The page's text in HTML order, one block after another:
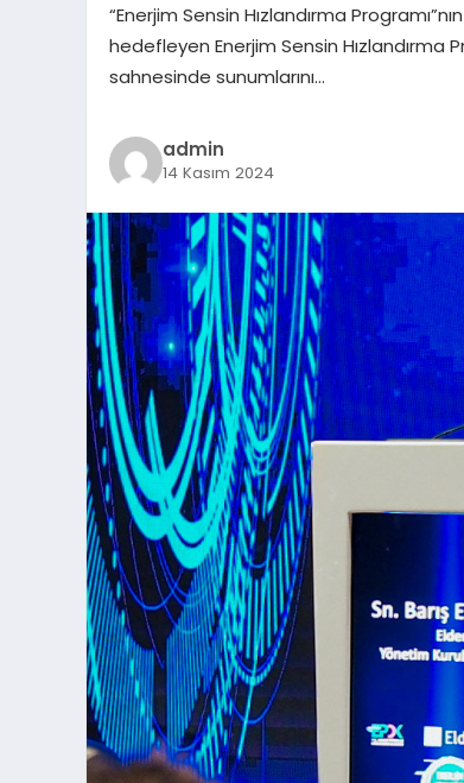
“Enerjim Sensin Hızlandırma
hedefleyen Enerjim Sensin Hızlandırma
sahnesinde sunumlarını…
admin
14 Kasım 2024